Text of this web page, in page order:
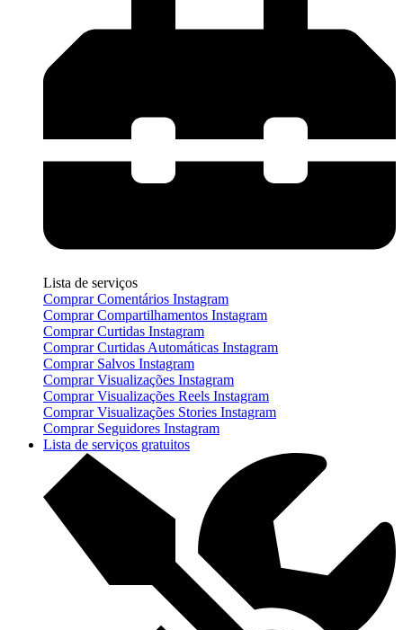
Lista de serviços
Comprar Comentários Instagram
Comprar Compartilhamentos Instagram
Comprar Curtidas Instagram
Comprar Curtidas Automáticas Instagram
Comprar Salvos Instagram
Comprar Visualizações Instagram
Comprar Visualizações Reels Instagram
Comprar Visualizações Stories Instagram
Comprar Seguidores Instagram
Lista de serviços gratuitos